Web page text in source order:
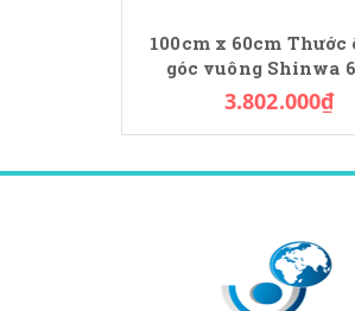
100cm x 60cm Thước
góc vuông Shinwa
3.802.000₫